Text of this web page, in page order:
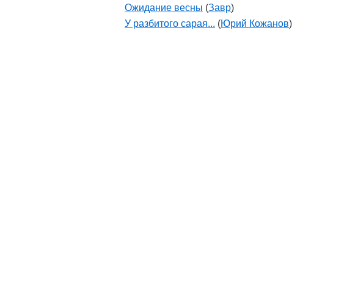
Ожидание весны (Завр)
У разбитого сарая... (Юрий Кожанов)